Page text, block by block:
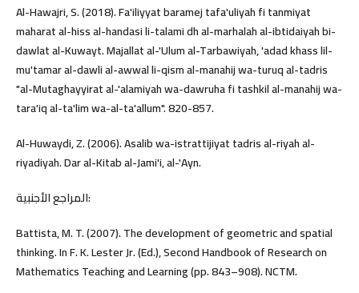
Al-Hawajri, S. (2018). Fa'iliyyat baramej tafa'uliyah fi tanmiyat
maharat al-hiss al-handasi li-talami dh al-marhalah al-ibtidaiyah bi-
dawlat al-Kuwayt. Majallat al-'Ulum al-Tarbawiyah, 'adad khass lil-
mu'tamar al-dawli al-awwal li-qism al-manahij wa-turuq al-tadris
"al-Mutaghayyirat al-'alamiyah wa-dawruha fi tashkil al-manahij wa-
tara'iq al-ta'lim wa-al-ta'allum". 820-857.
Al-Huwaydi, Z. (2006). Asalib wa-istrattijiyat tadris al-riyah al-
riyadiyah. Dar al-Kitab al-Jami'i, al-'Ayn.
المراجع الأجنبية:
Battista, M. T. (2007). The development of geometric and spatial
thinking. In F. K. Lester Jr. (Ed.), Second Handbook of Research on
Mathematics Teaching and Learning (pp. 843–908). NCTM.